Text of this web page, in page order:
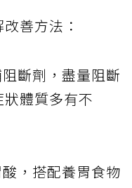
善方法：
斷劑，盡量阻斷
體質多有不
，搭配養胃食物